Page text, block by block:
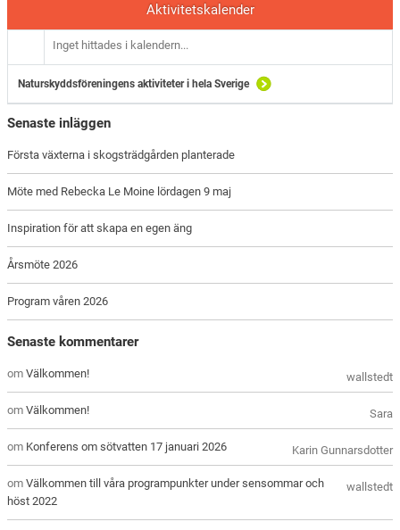
Aktivitetskalender
Inget hittades i kalendern...
Naturskyddsföreningens aktiviteter i hela Sverige
Senaste inläggen
Första växterna i skogsträdgården planterade
Möte med Rebecka Le Moine lördagen 9 maj
Inspiration för att skapa en egen äng
Årsmöte 2026
Program våren 2026
Senaste kommentarer
wallstedt
omVälkommen!
Sara
omVälkommen!
Karin Gunnarsdotter
om Konferens om sötvatten 17 januari 2026
wallstedt
omVälkommen till våra programpunkter under sensommar och
höst 2022